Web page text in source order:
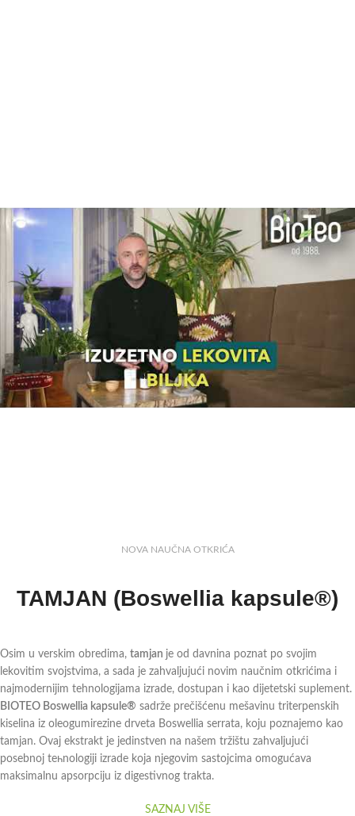
NOVA NAUČNA OTKRIĆA
TAMJAN (Boswellia kapsule®)
Osim u verskim obredima, tamjan je od davnina poznat po svojim
lekovitim svojstvima, a sada je zahvaljujući novim naučnim otkrićima i
najmodernijim tehnologijama izrade, dostupan i kao dijetetski suplement.
BIOTEO Boswellia kapsule® sadrže prečišćenu mešavinu triterpenskih
kiselina iz oleogumirezine drveta Boswellia serrata, koju poznajemo kao
tamjan. Ovaj ekstrakt je jedinstven na našem tržištu zahvaljujući
posebnoj teһnologiji izrade koja njegovim sastojcima omogućava
maksimalnu apsorpciju iz digestivnog trakta.
SAZNAJ VIŠE